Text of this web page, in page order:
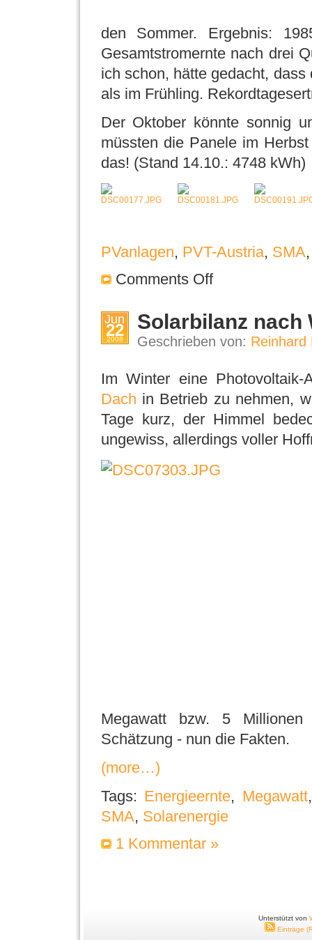
den Sommer. Ergebnis:
Gesamtstromernte nach drei
ich schon, hätte gedacht,
als im Frühling.
Der Oktober könnte sonnig
müssten die Panele im
das! (Stand 14.10.: 4748 kWh)
PVanlagen, PVT-Austria, SMA
Comments Off
Jun
22
2008
Solarbilanz nach
Geschrieben von: Reinhard
Im Winter eine
Dach in Betrieb zu nehmen,
Tage kurz, der Himmel
ungewiss, allerdings voller
Megawatt bzw. 5
Schätzung - nun die Fakten.
(more…)
Tags: Energieernte, Megawatt
SMA, Solarenergie
1 Kommentar »
Unterstützt von
Einträge